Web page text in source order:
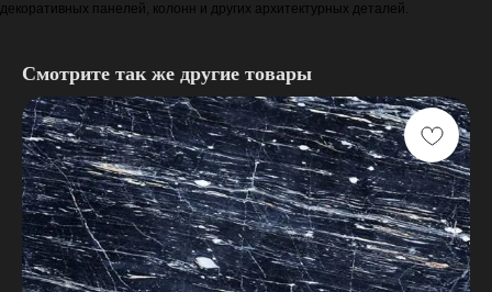
декоративных панелей, колонн и других архитектурных деталей.
Смотрите так же другие товары